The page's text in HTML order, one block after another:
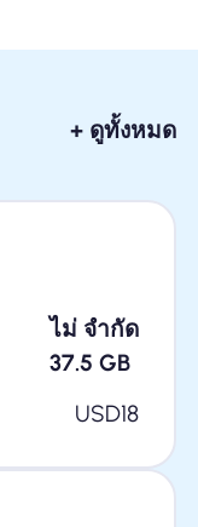
+ ดูทั้งหมด
ไม่ จำกัด
37.5 GB
USD18